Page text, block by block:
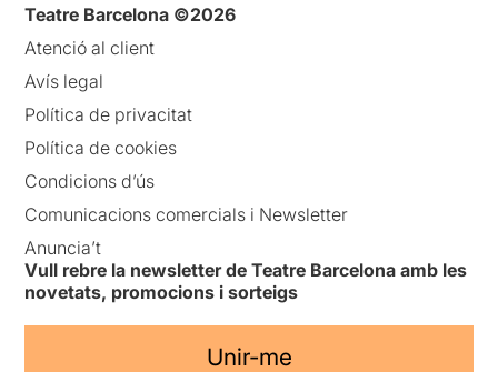
Teatre Barcelona ©2026
Atenció al client
Avís legal
Política de privacitat
Política de cookies
Condicions d’ús
Comunicacions comercials i Newsletter
Anuncia’t
Vull rebre la newsletter de Teatre Barcelona amb les
novetats, promocions i sorteigs
Unir-me